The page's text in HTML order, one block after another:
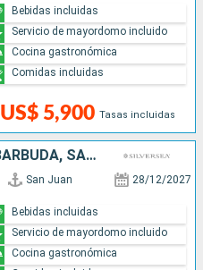
US$ 5,900 Tasas incluidas
Bebidas incluidas
Servicio de mayordomo incluido
Cocina gastronómica
Comidas incluidas
PUERTO RICO, ANTIGUA Y BARBUDA, SAN MARTÍN, DOMINICA
San Juan 28/12/2027
Bebidas incluidas
Servicio de mayordomo incluido
Cocina gastronómica